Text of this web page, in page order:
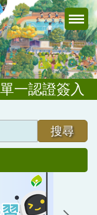
單一認證簽入
搜尋